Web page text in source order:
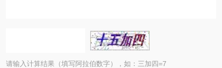
请输入计算结果（填写阿拉伯数字），如：三加四=7